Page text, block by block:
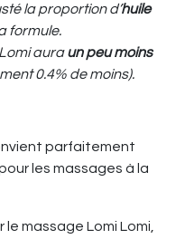
la proportion d’huile
formule.
auraun peu moins
0.4% de moins).
parfaitement
les massages à la
massage Lomi Lomi,